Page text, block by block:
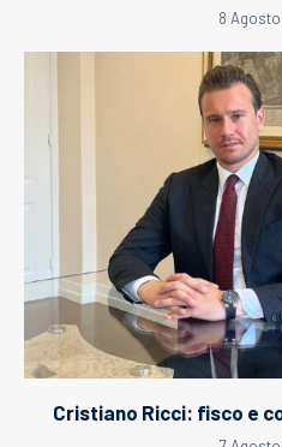
8
Cristiano Ricci: fisco e